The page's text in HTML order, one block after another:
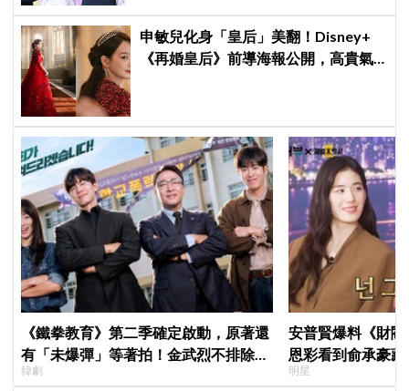
申敏兒化身「皇后」美翻！Disney+
《再婚皇后》前導海報公開，高貴氣
《鐵拳教育》第二季確定啟動，原著還
有「未爆彈」等著拍！金武烈不排除
「打更大」
韓劇
安普賢爆料《財
恩彩看到俞承豪
普賢只是「搞笑男
明星